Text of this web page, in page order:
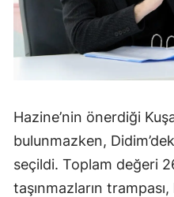
Hazine’nin önerdiği
bulunmazken,
seçildi. Toplam değeri
taşınmazların